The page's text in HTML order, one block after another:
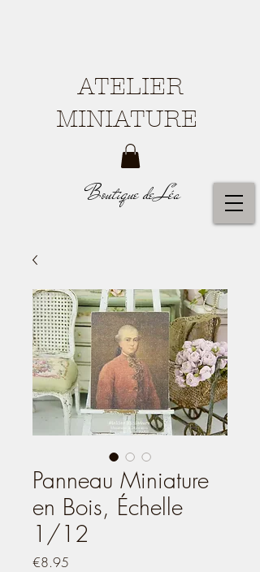
Boutique de Léa
ATELIER
MINIATURE
Panneau Miniature
en Bois, Échelle
1/12
€8.95